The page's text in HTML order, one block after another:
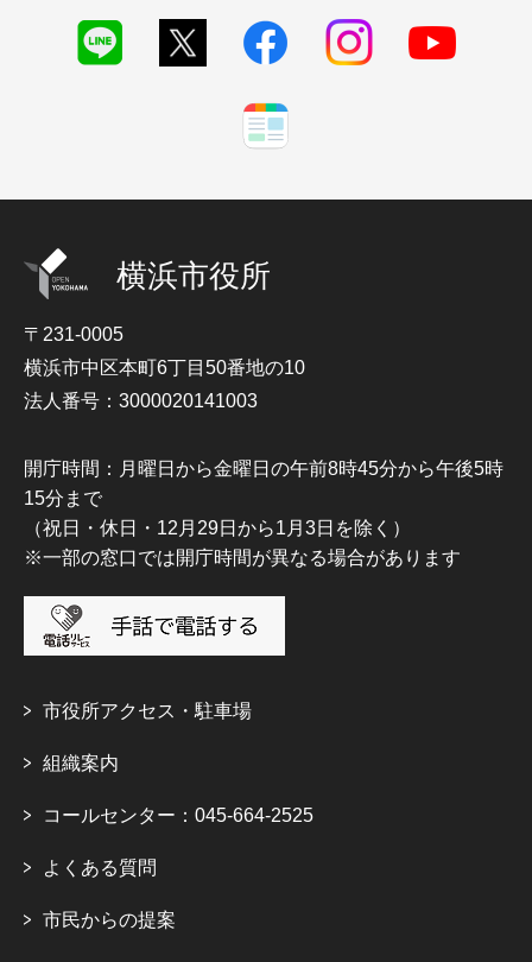
横浜市役所
〒231-0005
横浜市中区本町6丁目50番地の10
法人番号：3000020141003
開庁時間：月曜日から金曜日の午前8時45分から午後5時
15分まで
（祝日・休日・12月29日から1月3日を除く）
※一部の窓口では開庁時間が異なる場合があります
市役所アクセス・駐車場
組織案内
コールセンター：045-664-2525
よくある質問
市民からの提案